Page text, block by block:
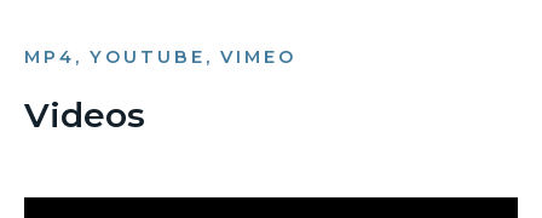
MP4, YOUTUBE, VIMEO
Videos